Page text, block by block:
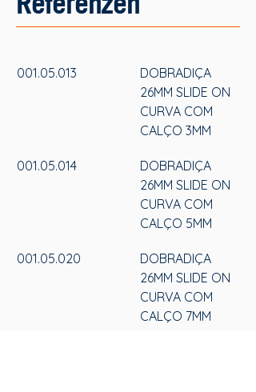
001.05.013
DOBRADIÇA
26MM SLIDE ON
CURVA COM
CALÇO 3MM
001.05.014
DOBRADIÇA
26MM SLIDE ON
CURVA COM
CALÇO 5MM
001.05.020
DOBRADIÇA
26MM SLIDE ON
CURVA COM
CALÇO 7MM